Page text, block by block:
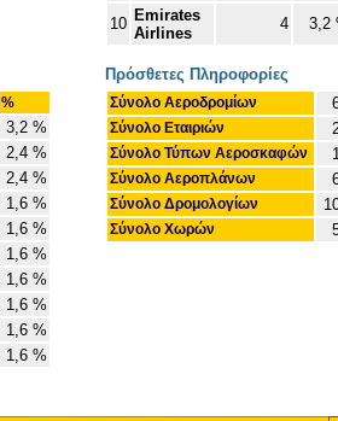
10 Emirates
Airlines
4 3,2
%
3,2 %
2,4 %
2,4 %
1,6 %
1,6 %
1,6 %
1,6 %
1,6 %
1,6 %
1,6 %
Πρόσθετες Πληροφορίες
Σύνολο Αεροδρομίων
Σύνολο Εταιριών
Σύνολο Τύπων Αεροσκαφών
Σύνολο Αεροπλάνων
Σύνολο Δρομολογίων
Σύνολο Χωρών